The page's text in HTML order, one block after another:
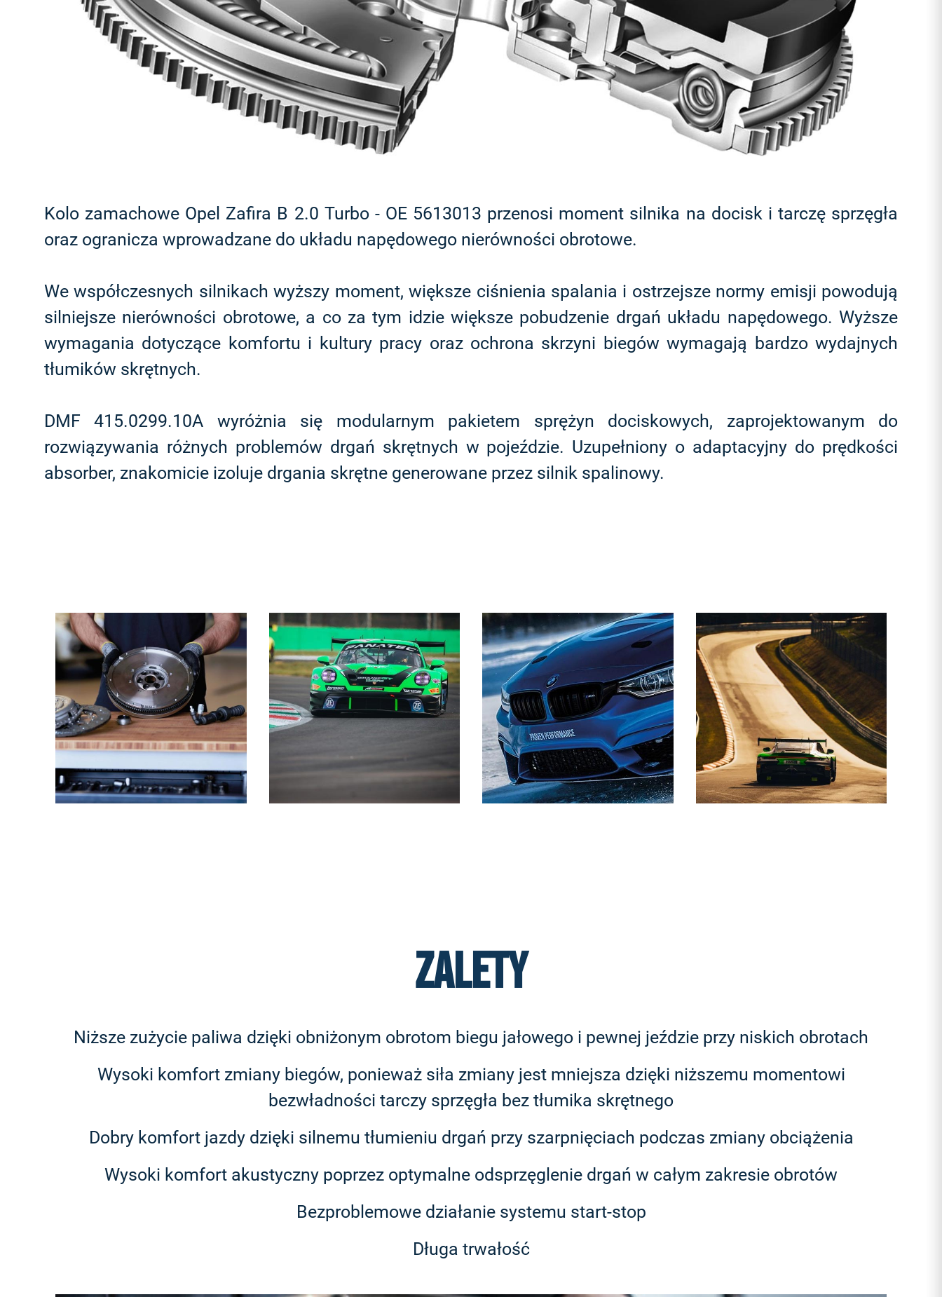
Kolo zamachowe Opel Zafira B 2.0 Turbo - OE 5613013 przenosi moment silnika na docisk i tarczę sprzęgła
oraz ogranicza wprowadzane do układu napędowego nierówności obrotowe.
We współczesnych silnikach wyższy moment, większe ciśnienia spalania i ostrzejsze normy emisji powodują
silniejsze nierówności obrotowe, a co za tym idzie większe pobudzenie drgań układu napędowego. Wyższe
wymagania dotyczące komfortu i kultury pracy oraz ochrona skrzyni biegów wymagają bardzo wydajnych
tłumików skrętnych.
DMF 415.0299.10A wyróżnia się modularnym pakietem sprężyn dociskowych, zaprojektowanym do
rozwiązywania różnych problemów drgań skrętnych w pojeździe. Uzupełniony o adaptacyjny do prędkości
absorber, znakomicie izoluje drgania skrętne generowane przez silnik spalinowy.
Zalety
Niższe zużycie paliwa dzięki obniżonym obrotom biegu jałowego i pewnej jeździe przy niskich obrotach
Wysoki komfort zmiany biegów, ponieważ siła zmiany jest mniejsza dzięki niższemu momentowi
bezwładności tarczy sprzęgła bez tłumika skrętnego
Dobry komfort jazdy dzięki silnemu tłumieniu drgań przy szarpnięciach podczas zmiany obciążenia
Wysoki komfort akustyczny poprzez optymalne odsprzęglenie drgań w całym zakresie obrotów
Bezproblemowe działanie systemu start-stop
Długa trwałość